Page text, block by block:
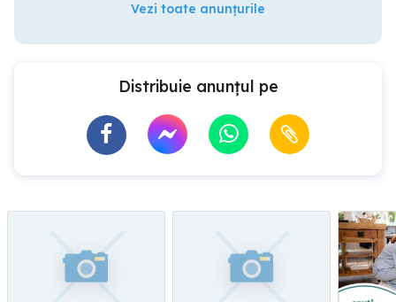
Vezi toate anunțurile
Distribuie anunțul pe